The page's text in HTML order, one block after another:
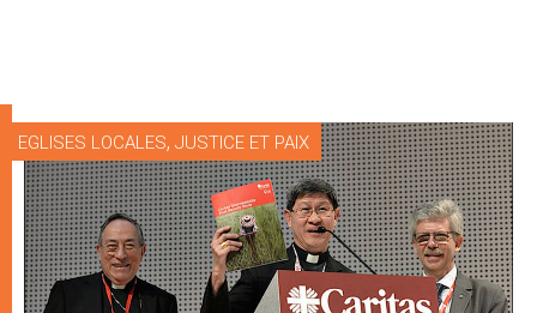
EGLISES LOCALES, JUSTICE ET PAIX